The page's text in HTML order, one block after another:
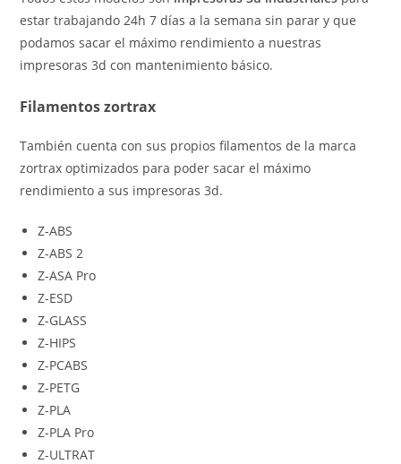
estar trabajando 24h 7 días a la semana sin parar y que
podamos sacar el máximo rendimiento a nuestras
impresoras 3d con mantenimiento básico.
Filamentos zortrax
También cuenta con sus propios filamentos de la marca
zortrax optimizados para poder sacar el máximo
rendimiento a sus impresoras 3d.
Z-ABS
Z-ABS 2
Z-ASA Pro
Z-ESD
Z-GLASS
Z-HIPS
Z-PCABS
Z-PETG
Z-PLA
Z-PLA Pro
Z-ULTRAT